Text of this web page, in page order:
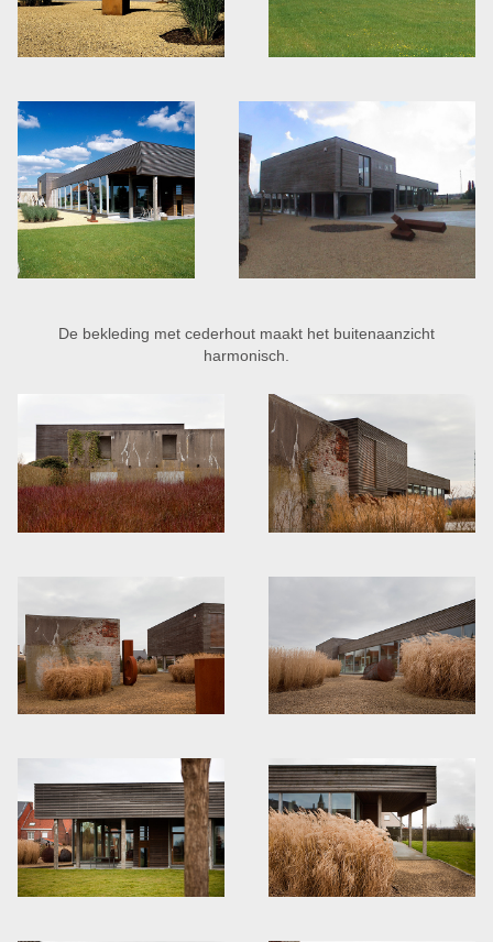
De bekleding met cederhout maakt het buitenaanzicht
harmonisch.